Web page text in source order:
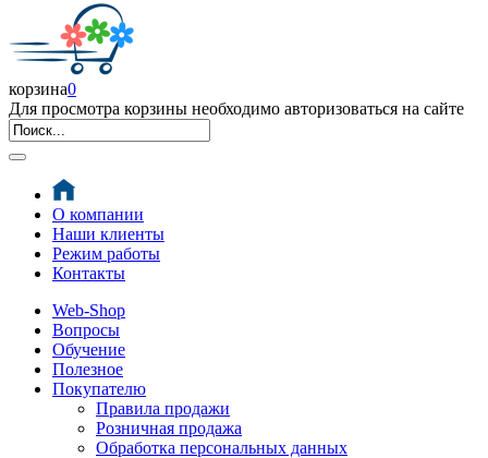
корзина0
Для просмотра корзины необходимо авторизоваться на сайте
О компании
Наши клиенты
Режим работы
Контакты
Web-Shop
Вопросы
Обучение
Полезное
Покупателю
Правила продажи
Розничная продажа
Обработка персональных данных